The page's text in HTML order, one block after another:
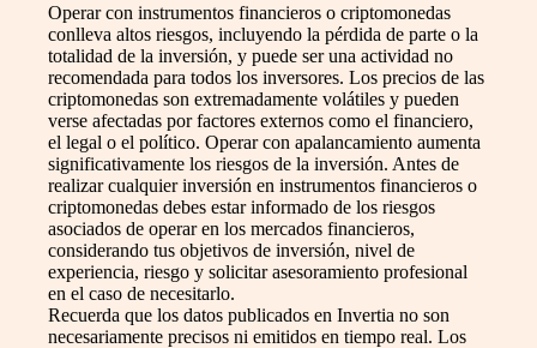
Operar con instrumentos financieros o criptomonedas
conlleva altos riesgos, incluyendo la pérdida de parte o la
totalidad de la inversión, y puede ser una actividad no
recomendada para todos los inversores. Los precios de las
criptomonedas son extremadamente volátiles y pueden
verse afectadas por factores externos como el financiero,
el legal o el político. Operar con apalancamiento aumenta
significativamente los riesgos de la inversión. Antes de
realizar cualquier inversión en instrumentos financieros o
criptomonedas debes estar informado de los riesgos
asociados de operar en los mercados financieros,
considerando tus objetivos de inversión, nivel de
experiencia, riesgo y solicitar asesoramiento profesional
en el caso de necesitarlo.
Recuerda que los datos publicados en Invertia no son
necesariamente precisos ni emitidos en tiempo real. Los